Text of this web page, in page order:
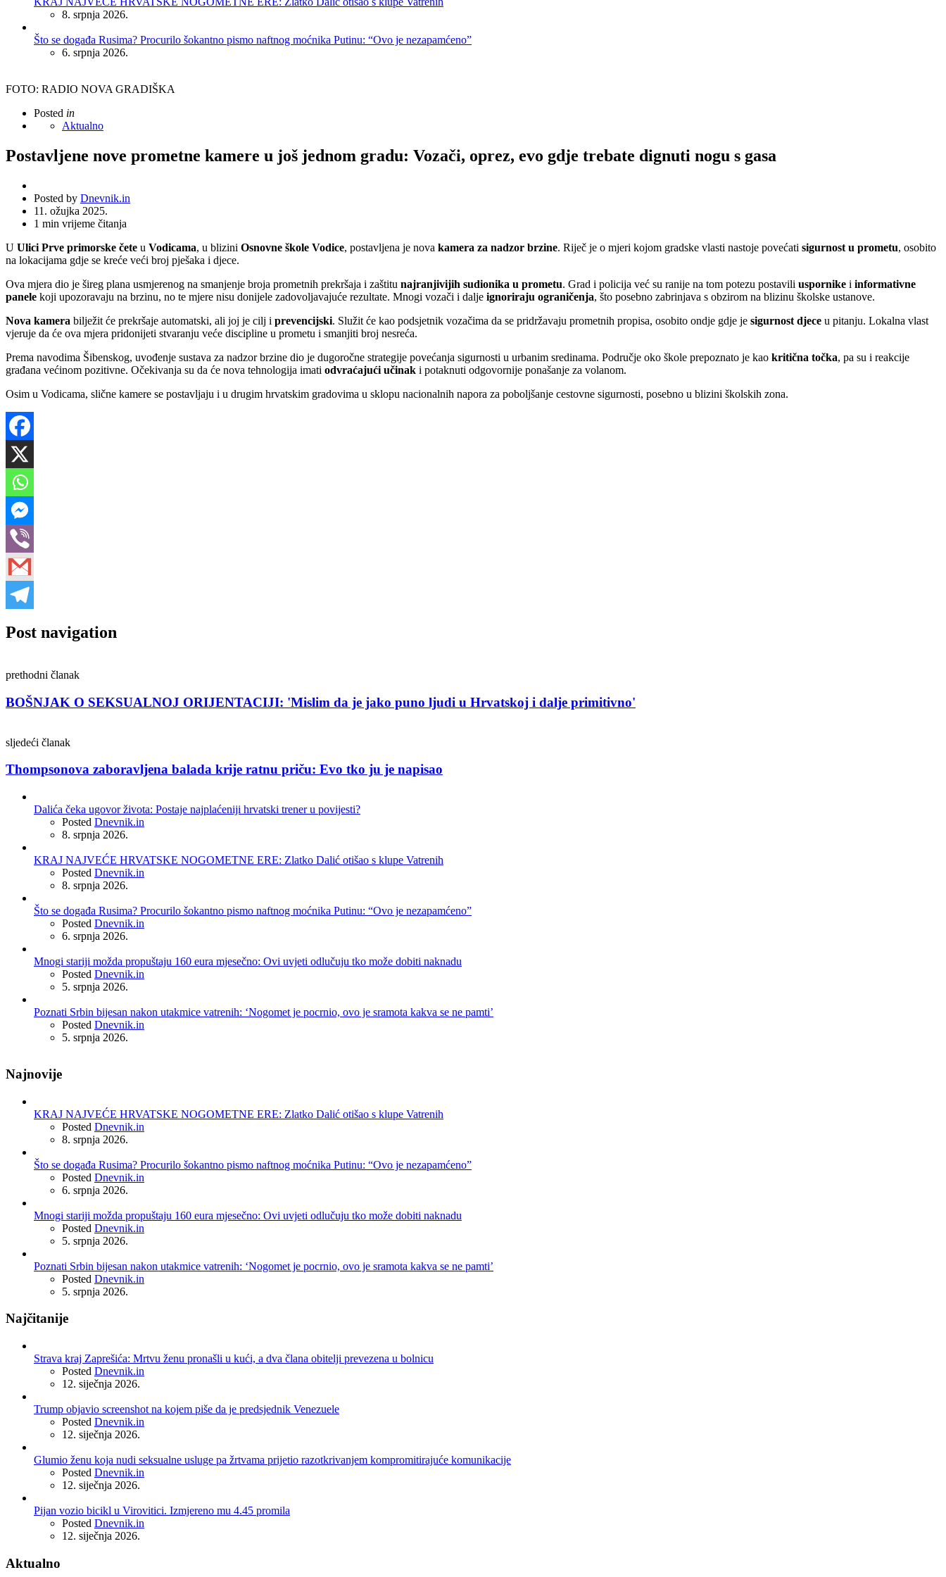
8. srpnja 2026.
Što se događa Rusima? Procurilo šokantno pismo naftnog moćnika Putinu: “Ovo je nezapamćeno”
6. srpnja 2026.
FOTO: RADIO NOVA GRADIŠKA
Posted in
Aktualno
Postavljene nove prometne kamere u još jednom gradu: Vozači, oprez, evo gdje trebate dignuti nogu s gasa
Posted by Dnevnik.in
11. ožujka 2025.
1 min vrijeme čitanja
U Ulici Prve primorske čete u Vodicama, u blizini Osnovne škole Vodice, postavljena je nova kamera za nadzor brzine. Riječ je o mjeri kojom gradske vlasti nastoje povećati sigurnost u prometu, osobito
na lokacijama gdje se kreće veći broj pješaka i djece.
Ova mjera dio je šireg plana usmjerenog na smanjenje broja prometnih prekršaja i zaštitu najranjivijih sudionika u prometu. Grad i policija već su ranije na tom potezu postavili uspornike i informativne
panele koji upozoravaju na brzinu, no te mjere nisu donijele zadovoljavajuće rezultate. Mnogi vozači i dalje ignoriraju ograničenja, što posebno zabrinjava s obzirom na blizinu školske ustanove.
Nova kamera bilježit će prekršaje automatski, ali joj je cilj i prevencijski. Služit će kao podsjetnik vozačima da se pridržavaju prometnih propisa, osobito ondje gdje je sigurnost djece u pitanju. Lokalna vlast
vjeruje da će ova mjera pridonijeti stvaranju veće discipline u prometu i smanjiti broj nesreća.
Prema navodima Šibenskog, uvođenje sustava za nadzor brzine dio je dugoročne strategije povećanja sigurnosti u urbanim sredinama. Područje oko škole prepoznato je kao kritična točka, pa su i reakcije
građana većinom pozitivne. Očekivanja su da će nova tehnologija imati odvraćajući učinak i potaknuti odgovornije ponašanje za volanom.
Osim u Vodicama, slične kamere se postavljaju i u drugim hrvatskim gradovima u sklopu nacionalnih napora za poboljšanje cestovne sigurnosti, posebno u blizini školskih zona.
Post navigation
prethodni članak
BOŠNJAK O SEKSUALNOJ ORIJENTACIJI: 'Mislim da je jako puno ljudi u Hrvatskoj i dalje primitivno'
sljedeći članak
Thompsonova zaboravljena balada krije ratnu priču: Evo tko ju je napisao
Dalića čeka ugovor života: Postaje najplaćeniji hrvatski trener u povijesti?
Posted Dnevnik.in
8. srpnja 2026.
KRAJ NAJVEĆE HRVATSKE NOGOMETNE ERE: Zlatko Dalić otišao s klupe Vatrenih
Posted Dnevnik.in
8. srpnja 2026.
Što se događa Rusima? Procurilo šokantno pismo naftnog moćnika Putinu: “Ovo je nezapamćeno”
Posted Dnevnik.in
6. srpnja 2026.
Mnogi stariji možda propuštaju 160 eura mjesečno: Ovi uvjeti odlučuju tko može dobiti naknadu
Posted Dnevnik.in
5. srpnja 2026.
Poznati Srbin bijesan nakon utakmice vatrenih: ‘Nogomet je pocrnio, ovo je sramota kakva se ne pamti’
Posted Dnevnik.in
5. srpnja 2026.
Najnovije
KRAJ NAJVEĆE HRVATSKE NOGOMETNE ERE: Zlatko Dalić otišao s klupe Vatrenih
Posted Dnevnik.in
8. srpnja 2026.
Što se događa Rusima? Procurilo šokantno pismo naftnog moćnika Putinu: “Ovo je nezapamćeno”
Posted Dnevnik.in
6. srpnja 2026.
Mnogi stariji možda propuštaju 160 eura mjesečno: Ovi uvjeti odlučuju tko može dobiti naknadu
Posted Dnevnik.in
5. srpnja 2026.
Poznati Srbin bijesan nakon utakmice vatrenih: ‘Nogomet je pocrnio, ovo je sramota kakva se ne pamti’
Posted Dnevnik.in
5. srpnja 2026.
Najčitanije
Strava kraj Zaprešića: Mrtvu ženu pronašli u kući, a dva člana obitelji prevezena u bolnicu
Posted Dnevnik.in
12. siječnja 2026.
Trump objavio screenshot na kojem piše da je predsjednik Venezuele
Posted Dnevnik.in
12. siječnja 2026.
Glumio ženu koja nudi seksualne usluge pa žrtvama prijetio razotkrivanjem kompromitirajuće komunikacije
Posted Dnevnik.in
12. siječnja 2026.
Pijan vozio bicikl u Virovitici. Izmjereno mu 4.45 promila
Posted Dnevnik.in
12. siječnja 2026.
Aktualno